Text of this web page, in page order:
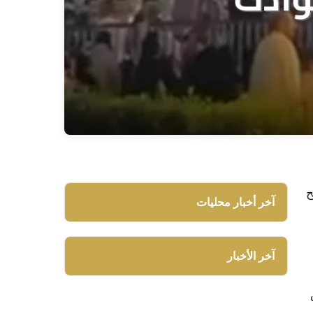
آخر أخبار محليات
آخر الأخبار